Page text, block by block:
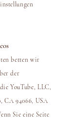
betten wir
der
YouTube, LLC,
CA 94066, USA
Sie eine Seite